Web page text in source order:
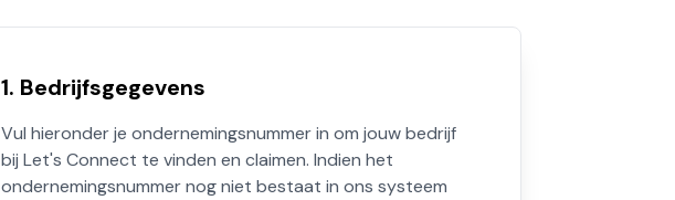
1. Bedrijfsgegevens
Vul hieronder je ondernemingsnummer in om jouw bedrijf
bij Let's Connect te vinden en claimen. Indien het
ondernemingsnummer nog niet bestaat in ons systeem